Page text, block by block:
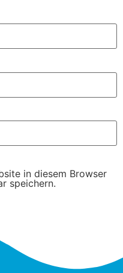
in diesem Browser
speichern.